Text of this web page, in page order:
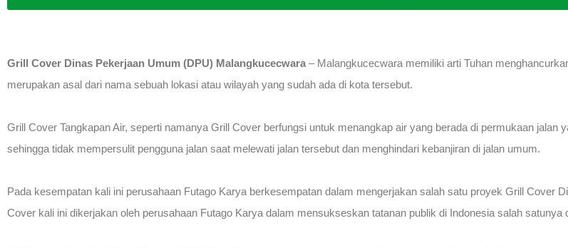
Grill Cover Dinas Pekerjaan Umum (DPU) Malangkucecwara – Malangkucecwara memiliki arti Tuhan
merupakan asal dari nama sebuah lokasi atau wilayah yang sudah ada di kota tersebut.
Grill Cover Tangkapan Air, seperti namanya Grill Cover berfungsi untuk menangkap air yang berada di permukaan
sehingga tidak mempersulit pengguna jalan saat melewati jalan tersebut dan menghindari kebanjiran di jalan umum.
Pada kesempatan kali ini perusahaan Futago Karya berkesempatan dalam mengerjakan salah satu proyek Grill Cover
Cover kali ini dikerjakan oleh perusahaan Futago Karya dalam mensukseskan tatanan publik di Indonesia salah satunya